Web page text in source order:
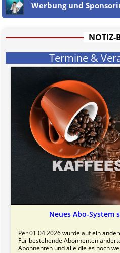
Jener Disclaimer soll sich nicht über
hat aufgrund der nicht Vertrags-
Bitte beachten Sie in dem
Werbung und
NOTIZ-
Termine &
Neues Abo-System
Per 01.04.2026 wurde auf ein
Für bestehende Abonnenten
Abonnenten und alle die es noch